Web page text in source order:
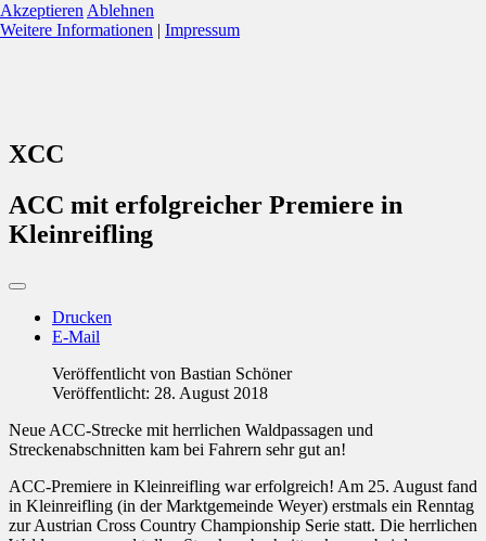
XCC
ACC mit erfolgreicher Premiere in
Kleinreifling
Drucken
E-Mail
Veröffentlicht von Bastian Schöner
Veröffentlicht: 28. August 2018
Neue ACC-Strecke mit herrlichen Waldpassagen und
Streckenabschnitten kam bei Fahrern sehr gut an!
ACC-Premiere in Kleinreifling war erfolgreich! Am 25. August fand
in Kleinreifling (in der Marktgemeinde Weyer) erstmals ein Renntag
zur Austrian Cross Country Championship Serie statt. Die herrlichen
Akzeptieren Ablehnen
Weitere Informationen | Impressum